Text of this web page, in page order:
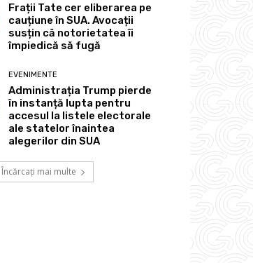
Frații Tate cer eliberarea pe
cauțiune în SUA. Avocații
susțin că notorietatea îi
împiedică să fugă
EVENIMENTE
Administrația Trump pierde
în instanță lupta pentru
accesul la listele electorale
ale statelor înaintea
alegerilor din SUA
Încărcați mai multe